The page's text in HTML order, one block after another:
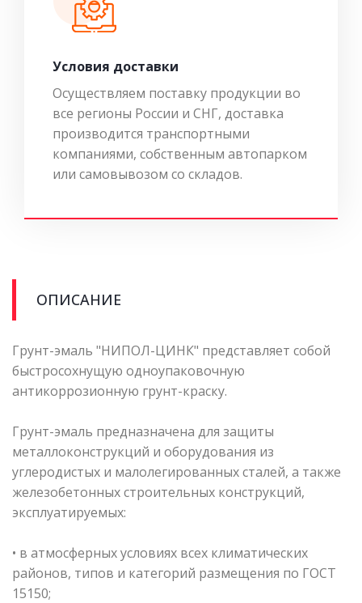
Условия доставки
Осуществляем поставку продукции во
все регионы России и СНГ, доставка
производится транспортными
компаниями, собственным автопарком
или самовывозом со складов.
ОПИСАНИЕ
Грунт-эмаль "НИПОЛ-ЦИНК" представляет собой
быстросохнущую одноупаковочную
антикоррозионную грунт-краску.
Грунт-эмаль предназначена для защиты
металлоконструкций и оборудования из
углеродистых и малолегированных сталей, а также
железобетонных строительных конструкций,
эксплуатируемых:
• в атмосферных условиях всех климатических
районов, типов и категорий размещения по ГОСТ
15150;